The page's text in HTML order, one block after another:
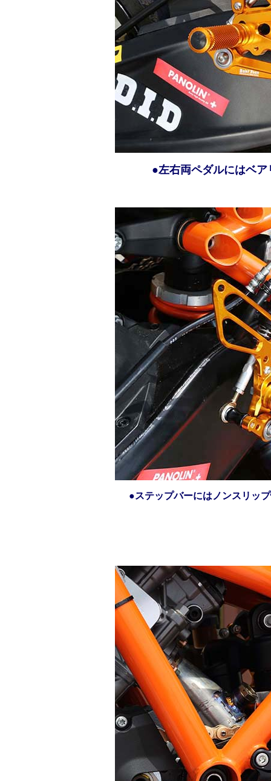
●左右両ペダルにはベ
●ステップバーにはノンスリッ